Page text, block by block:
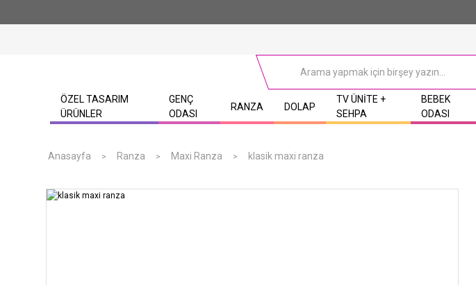
ÖZEL TASARIM
ÜRÜNLER
GENÇ
ODASI
RANZA DOLAP
TV ÜNITE +
SEHPA
BEBEK
ODASI
Anasayfa Ranza Maxi Ranza klasik maxi ranza